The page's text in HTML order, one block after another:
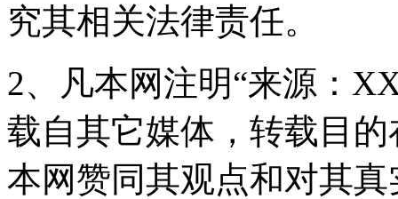
究其相关法律责任。
2、凡本网注明“来源：
载自其它媒体，转载目
本网赞同其观点和对其